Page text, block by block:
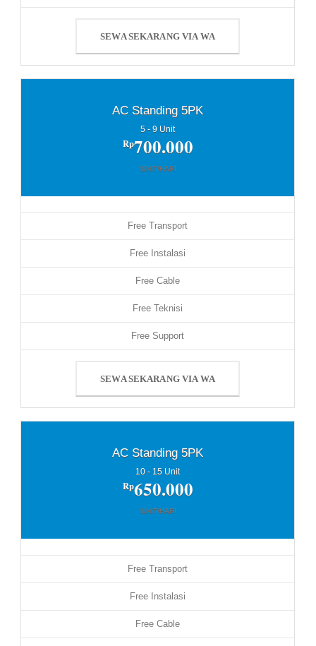
SEWA SEKARANG VIA WA
AC Standing 5PK
5 - 9 Unit
Rp700.000
/UNIT/HARI
Free Transport
Free Instalasi
Free Cable
Free Teknisi
Free Support
SEWA SEKARANG VIA WA
AC Standing 5PK
10 - 15 Unit
Rp650.000
/UNIT/HARI
Free Transport
Free Instalasi
Free Cable